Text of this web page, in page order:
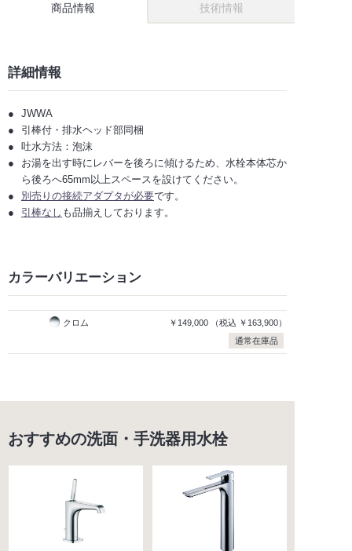
商品情報 技術情報
詳細情報
JWWA
引棒付・排水ヘッド部同梱
吐水方法：泡沫
お湯を出す時にレバーを後ろに傾けるため、水栓本体芯か
ら後ろへ65mm以上スペースを設けてください。
別売りの接続アダプタが必要です。
引棒なし も品揃えしております。
カラーバリエーション
クロム ￥149,000 （税込 ￥163,900）
通常在庫品
おすすめの洗面・手洗器用水栓